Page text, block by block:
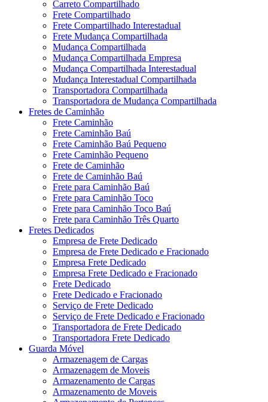
Carreto Compartilhado
Frete Compartilhado
Frete Compartilhado Interestadual
Frete Mudança Compartilhada
Mudança Compartilhada
Mudança Compartilhada Empresa
Mudança Compartilhada Interestadual
Mudança Interestadual Compartilhada
Transportadora Compartilhada
Transportadora de Mudança Compartilhada
Fretes de Caminhão
Frete Caminhão
Frete Caminhão Baú
Frete Caminhão Baú Pequeno
Frete Caminhão Pequeno
Frete de Caminhão
Frete de Caminhão Baú
Frete para Caminhão Baú
Frete para Caminhão Toco
Frete para Caminhão Toco Baú
Frete para Caminhão Três Quarto
Fretes Dedicados
Empresa de Frete Dedicado
Empresa de Frete Dedicado e Fracionado
Empresa Frete Dedicado
Empresa Frete Dedicado e Fracionado
Frete Dedicado
Frete Dedicado e Fracionado
Serviço de Frete Dedicado
Serviço de Frete Dedicado e Fracionado
Transportadora de Frete Dedicado
Transportadora Frete Dedicado
Guarda Móvel
Armazenagem de Cargas
Armazenagem de Moveis
Armazenamento de Cargas
Armazenamento de Moveis